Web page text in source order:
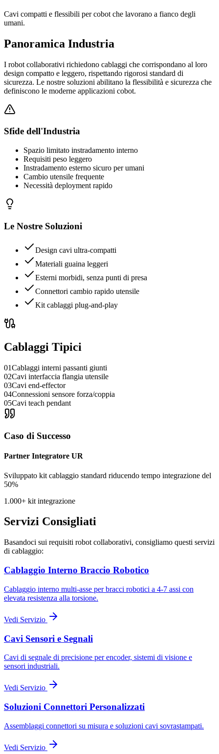
Cavi compatti e flessibili per cobot che lavorano a fianco degli
umani.
Panoramica Industria
I robot collaborativi richiedono cablaggi che corrispondano al loro
design compatto e leggero, rispettando rigorosi standard di
sicurezza. Le nostre soluzioni abilitano la flessibilità e sicurezza che
definiscono le moderne applicazioni cobot.
Sfide dell'Industria
Spazio limitato instradamento interno
Requisiti peso leggero
Instradamento esterno sicuro per umani
Cambio utensile frequente
Necessità deployment rapido
Le Nostre Soluzioni
Design cavi ultra-compatti
Materiali guaina leggeri
Esterni morbidi, senza punti di presa
Connettori cambio rapido utensile
Kit cablaggi plug-and-play
Cablaggi Tipici
01Cablaggi interni passanti giunti
02Cavi interfaccia flangia utensile
03Cavi end-effector
04Connessioni sensore forza/coppia
05Cavi teach pendant
Caso di Successo
Partner Integratore UR
Sviluppato kit cablaggio standard riducendo tempo integrazione del
50%
1.000+ kit integrazione
Servizi Consigliati
Basandoci sui requisiti robot collaborativi, consigliamo questi servizi
di cablaggio:
Cablaggio Interno Braccio Robotico
Cablaggio interno multi-asse per bracci robotici a 4-7 assi con
elevata resistenza alla torsione.
Vedi Servizio
Cavi Sensori e Segnali
Cavi di segnale di precisione per encoder, sistemi di visione e
sensori industriali.
Vedi Servizio
Soluzioni Connettori Personalizzati
Assemblaggi connettori su misura e soluzioni cavi sovrastampati.
Vedi Servizio